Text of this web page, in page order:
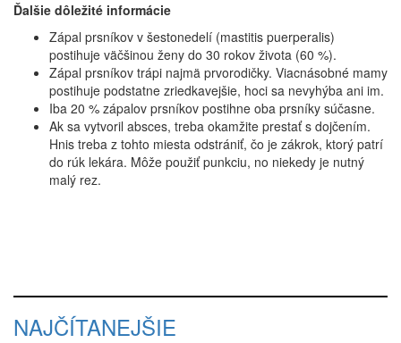
Ďalšie dôležité informácie
Zápal prsníkov v šestonedelí (mastitis puerperalis)
postihuje väčšinou ženy do 30 rokov života (60 %).
Zápal prsníkov trápi najmä prvorodičky. Viacnásobné mamy
postihuje podstatne zriedkavejšie, hoci sa nevyhýba ani im.
Iba 20 % zápalov prsníkov postihne oba prsníky súčasne.
Ak sa vytvoril absces, treba okamžite prestať s dojčením.
Hnis treba z tohto miesta odstrániť, čo je zákrok, ktorý patrí
do rúk lekára. Môže použiť punkciu, no niekedy je nutný
malý rez.
NAJČÍTANEJŠIE